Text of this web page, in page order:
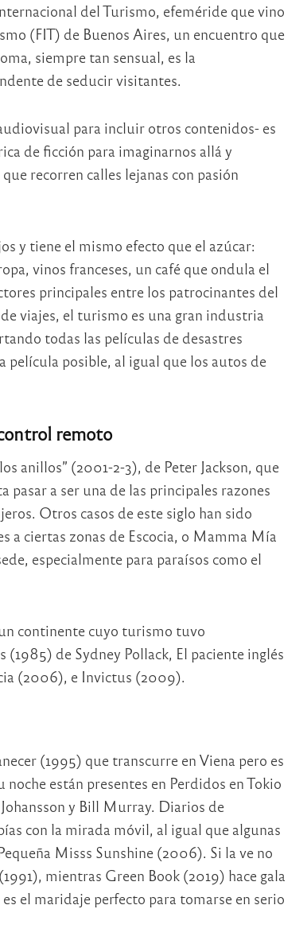
del Turismo, efeméride que vino
(FIT) de Buenos Aires, un encuentro que
siempre tan sensual, es la
de seducir visitantes.
para incluir otros contenidos- es
de ficción para imaginarnos allá y
recorren calles lejanas con pasión
y tiene el mismo efecto que el azúcar:
vinos franceses, un café que ondula el
principales entre los patrocinantes del
viajes, el turismo es una gran industria
todas las películas de desastres
película posible, al igual que los autos de
remoto
anillos” (2001-2-3), de Peter Jackson, que
a ser una de las principales razones
Otros casos de este siglo han sido
a ciertas zonas de Escocia, o Mamma Mía
especialmente para paraísos como el
continente cuyo turismo tuvo
de Sydney Pollack, El paciente inglés
(2006), e Invictus (2009).
(1995) que transcurre en Viena pero es
están presentes en Perdidos en Tokio
y Bill Murray. Diarios de
con la mirada móvil, al igual que algunas
Misss Sunshine (2006). Si la ve no
mientras Green Book (2019) hace gala
el maridaje perfecto para tomarse en serio